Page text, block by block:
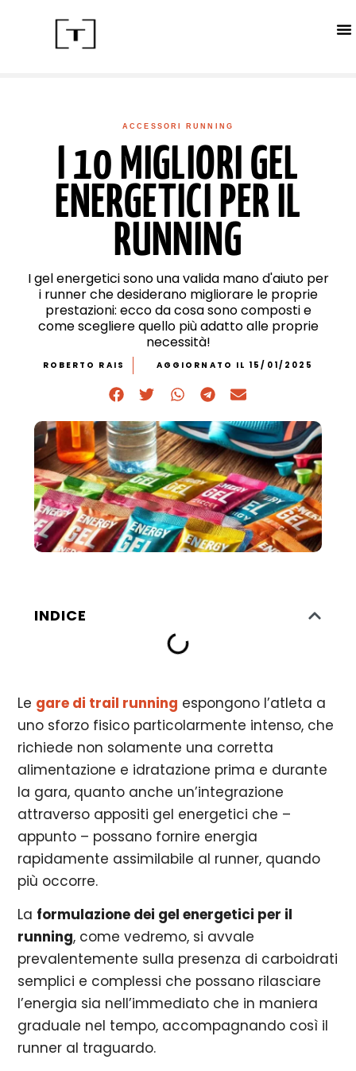
ACCESSORI RUNNING
I 10 MIGLIORI GEL
ENERGETICI PER IL
RUNNING
I gel energetici sono una valida mano d'aiuto per
i runner che desiderano migliorare le proprie
prestazioni: ecco da cosa sono composti e
come scegliere quello più adatto alle proprie
necessità!
ROBERTO RAIS AGGIORNATO IL 15/01/2025
INDICE
Le gare di trail running espongono l’atleta a
uno sforzo fisico particolarmente intenso, che
richiede non solamente una corretta
alimentazione e idratazione prima e durante
la gara, quanto anche un’integrazione
attraverso appositi gel energetici che –
appunto – possano fornire energia
rapidamente assimilabile al runner, quando
più occorre.
La formulazione dei gel energetici per il
running, come vedremo, si avvale
prevalentemente sulla presenza di carboidrati
semplici e complessi che possano rilasciare
l’energia sia nell’immediato che in maniera
graduale nel tempo, accompagnando così il
runner al traguardo.